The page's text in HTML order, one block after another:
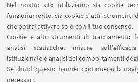
Nel nostro sito utilizziamo sia cookie
funzionamento, sia cookie e altri strumenti
che potrai attivare solo con il tuo consenso.
Cookie e altri strumenti di tracciamento
analisi statistiche, misure
istituzionale e analisi dei comportamenti
Se chiudi questo banner continuerai la
necessari.
Area riservata
Contatti
SEGUI IL